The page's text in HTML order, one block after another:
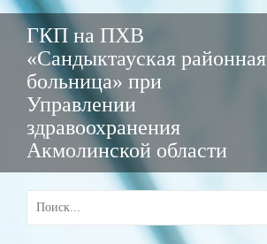
ГКП на ПХВ
«Сандыктауская районная
больница» при
Управлении
здравоохранения
Акмолинской области